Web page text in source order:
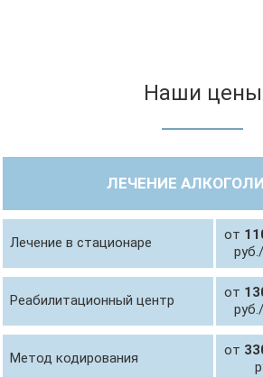
Наши цены
ЛЕЧЕНИЕ
Лечение в стационаре от
Реабилитационный центр от
Метод кодирования от